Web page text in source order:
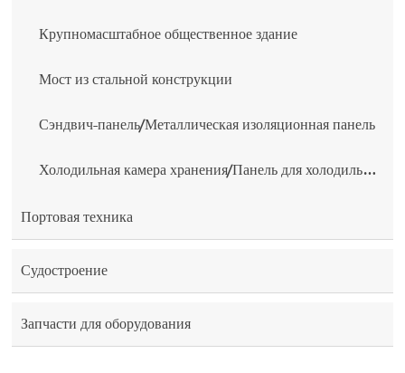
Крупномасштабное общественное здание
Мост из стальной конструкции
Сэндвич-панель/Металлическая изоляционная панель
Холодильная камера хранения/Панель для холодильной камеры
Портовая техника
Судостроение
Запчасти для оборудования